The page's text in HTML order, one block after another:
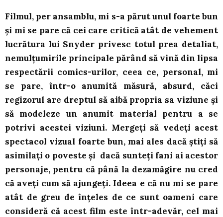
Filmul, per ansamblu, mi s-a părut unul foarte bun
și mi se pare că cei care critică atât de vehement
lucrătura lui Snyder privesc totul prea detaliat,
nemulțumirile principale părând să vină din lipsa
respectării comics-urilor, ceea ce, personal, mi
se pare, într-o anumită măsură, absurd, căci
regizorul are dreptul să aibă propria sa viziune și
să modeleze un anumit material pentru a se
potrivi acestei viziuni. Mergeți să vedeți acest
spectacol vizual foarte bun, mai ales dacă știți să
asimilați o poveste și dacă sunteți fani ai acestor
personaje, pentru că până la dezamăgire nu cred
că aveți cum să ajungeți. Ideea e că nu mi se pare
atât de greu de înțeles de ce sunt oameni care
consideră că acest film este într-adevăr, cel mai